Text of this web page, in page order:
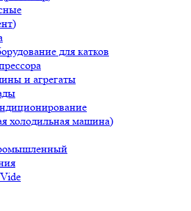
для катков
и агрегаты
холодильная машина)